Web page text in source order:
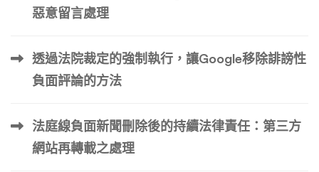
惡意留言處理
透過法院裁定的強制執行，讓Google移除誹謗性
負面評論的方法
法庭線負面新聞刪除後的持續法律責任：第三方
網站再轉載之處理